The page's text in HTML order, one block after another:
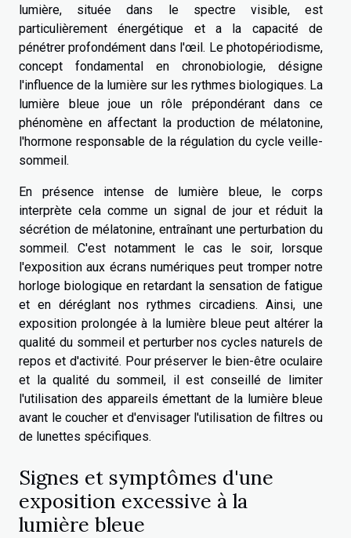
lumière, située dans le spectre visible, est
particulièrement énergétique et a la capacité de
pénétrer profondément dans l'œil. Le photopériodisme,
concept fondamental en chronobiologie, désigne
l'influence de la lumière sur les rythmes biologiques. La
lumière bleue joue un rôle prépondérant dans ce
phénomène en affectant la production de mélatonine,
l'hormone responsable de la régulation du cycle veille-
sommeil.
En présence intense de lumière bleue, le corps
interprète cela comme un signal de jour et réduit la
sécrétion de mélatonine, entraînant une perturbation du
sommeil. C'est notamment le cas le soir, lorsque
l'exposition aux écrans numériques peut tromper notre
horloge biologique en retardant la sensation de fatigue
et en déréglant nos rythmes circadiens. Ainsi, une
exposition prolongée à la lumière bleue peut altérer la
qualité du sommeil et perturber nos cycles naturels de
repos et d'activité. Pour préserver le bien-être oculaire
et la qualité du sommeil, il est conseillé de limiter
l'utilisation des appareils émettant de la lumière bleue
avant le coucher et d'envisager l'utilisation de filtres ou
de lunettes spécifiques.
Signes et symptômes d'une
exposition excessive à la
lumière bleue